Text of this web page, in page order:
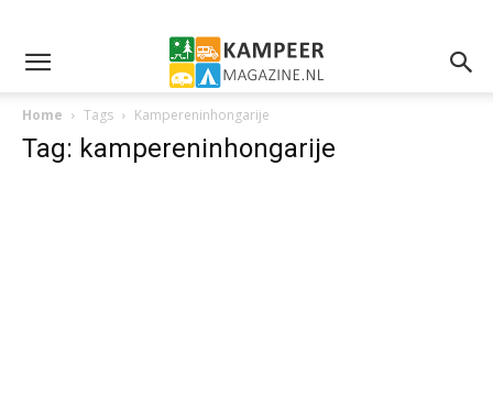
Home Tags Kampereninhongarije
Tag: kampereninhongarije